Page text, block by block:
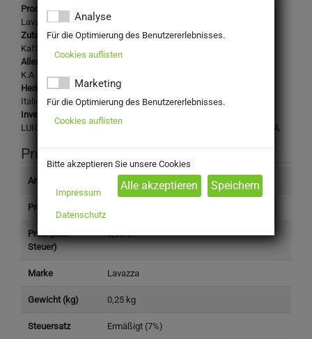
Produktbezeichnung:
Lavazza Caffè Espresso 250g
Zutaten:
Kaffeebohnen
Allergene:
K.A
Herkunftsland:
Italien
Inverkehrbringer:
LUIGI LAVAZZA S.p.A. C. SO NOVARA, 59- 10154 TORINO - ITALIA
Produktinformation
Artikelnummer 7500210
Produkttyp
Preis (inkl.
Steuer)
6,99 €
Marke Lavazza
Gewicht (kg) 0,25 kg
Steuersatz Ermäßigt (7%)
Analyse
Für die Optimierung des Benutzererlebnisses.
Cookies auflisten
Marketing
Für die Optimierung des Benutzererlebnisses.
Cookies auflisten
Bitte akzeptieren Sie unsere Cookies
Impressum
Datenschutz